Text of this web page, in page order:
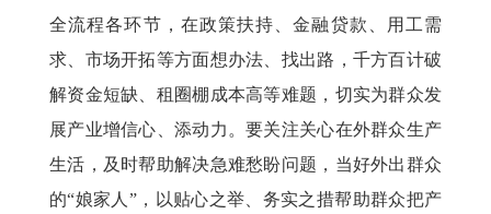
全流程各环节，在政策扶持、金融贷款、用工需
求、市场开拓等方面想办法、找出路，千方百计破
解资金短缺、租圈棚成本高等难题，切实为群众发
展产业增信心、添动力。要关注关心在外群众生产
生活，及时帮助解决急难愁盼问题，当好外出群众
的“娘家人”，以贴心之举、务实之措帮助群众把产